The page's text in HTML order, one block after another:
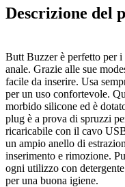
Descrizione del
Butt Buzzer è perfetto per
anale. Grazie alle sue
facile da inserire. Usa
per un uso confortevole.
morbido silicone ed è
plug è a prova di spruzzi
ricaricabile con il cavo
un ampio anello di
inserimento e rimozione.
ogni utilizzo con
per una buona igiene.